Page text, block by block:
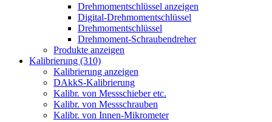
Drehmomentschlüssel anzeigen
Digital-Drehmomentschlüssel
Drehmomentschlüssel
Drehmoment-Schraubendreher
Produkte anzeigen
Kalibrierung (310)
Kalibrierung anzeigen
DAkkS-Kalibrierung
Kalibr. von Messschieber etc.
Kalibr. von Messschrauben
Kalibr. von Innen-Mikrometer